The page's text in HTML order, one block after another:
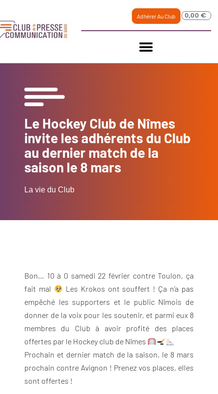
Adhérer Au Club 0,00 €
Le Hockey Club de Nîmes
invite les adhérents du Club
au dernier match de la
saison le 8 mars
La vie du Club
Bon… 10 à 0 samedi 22 février contre Toulon, ça
fait mal
Les Krokos ont souffert ! Ça n’a pas
empêché les supporters et le public Nîmois de
donner de la voix pour les soutenir, et parmi eux 8
membres du Club à avoir profité des places
offertes par le Hockey club de Nîmes
Prochain et dernier match de la saison, le 8 mars
prochain contre Avignon ! Prenez vos places, elles
sont offertes !